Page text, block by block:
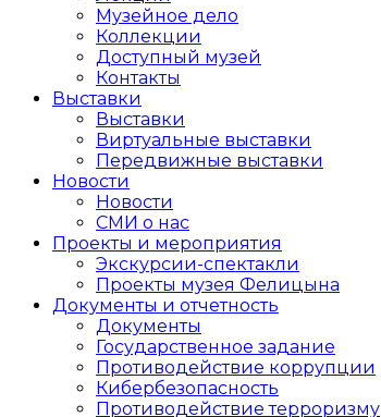
Музейное дело
Коллекции
Доступный музей
Контакты
Выставки
Выставки
Виртуальные выставки
Передвижные выставки
Новости
Новости
СМИ о нас
Проекты и мероприятия
Экскурсии-спектакли
Проекты музея Фелицына
Документы и отчетность
Документы
Государственное задание
Противодействие коррупции
Кибер­безопасность
Противодействие терроризму